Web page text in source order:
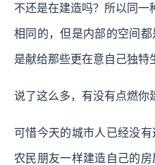
不还是在建造吗？所以同一
相同的，但是内部的空间
是献给那些更在意自己独特
说了这么多，有没有点燃你
可惜今天的城市人已经没
农民朋友一样建造自己的